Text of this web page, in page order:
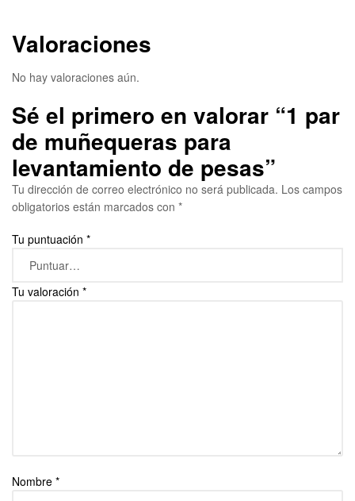
Valoraciones
No hay valoraciones aún.
Sé el primero en valorar “1 par
de muñequeras para
levantamiento de pesas”
Tu dirección de correo electrónico no será publicada. Los campos
obligatorios están marcados con *
Tu puntuación *
Tu valoración *
Nombre *